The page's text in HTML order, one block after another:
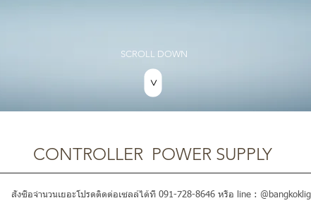
SCROLL DOWN
>
CONTROLLER POWER SUPPLY
สั่งซื้อจำนวนเยอะโปรดติดต่อเซลล์ได้ที่ 091-728-8646 หรือ line :